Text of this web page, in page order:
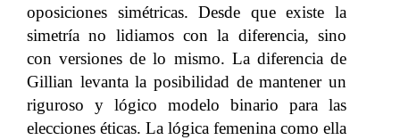
oposiciones simétricas. Desde que existe la
simetría no lidiamos con la diferencia, sino
con versiones de lo mismo. La diferencia de
Gillian levanta la posibilidad de mantener un
riguroso y lógico modelo binario para las
elecciones éticas. La lógica femenina como ella